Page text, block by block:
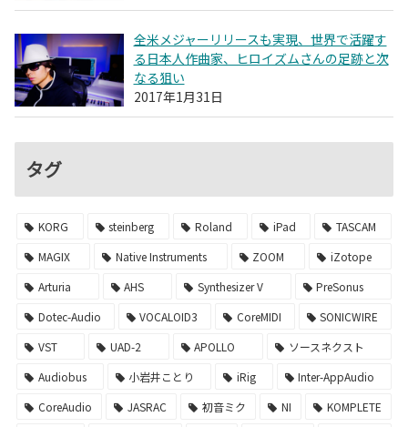
全米メジャーリリースも実現、世界で活躍す
る日本人作曲家、ヒロイズムさんの足跡と次
なる狙い
2017年1月31日
タグ
KORG steinberg Roland iPad
TASCAM
MAGIX
Native Instruments ZOOM
iZotope
Arturia
AHS Synthesizer V
PreSonus
Dotec-Audio
VOCALOID3 CoreMIDI
SONICWIRE
VST
UAD-2 APOLLO
ソースネクスト
Audiobus
小岩井ことり iRig
Inter-AppAudio
CoreAudio
JASRAC 初音ミク NI
KOMPLETE